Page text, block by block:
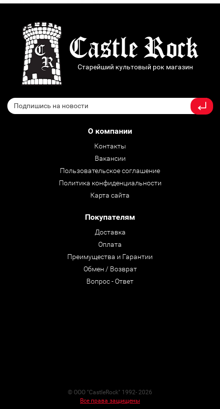
Старейший культовый рок магазин
О компании
Контакты
Вакансии
Пользовательское соглашение
Политика конфиденциальности
Карта сайта
Покупателям
Доставка
Оплата
Преимущества и Гарантии
Обмен / Возврат
Вопрос - Ответ
© ООО "CastleRock" 1992- 2026
Все права защищены